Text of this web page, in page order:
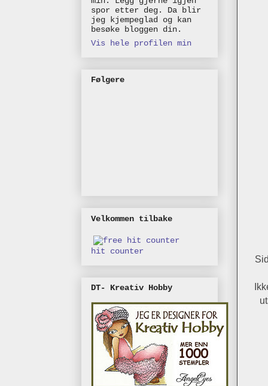
spor etter deg. Da blir
jeg kjempeglad og kan
besøke bloggen din.
Vis hele profilen min
Følgere
Velkommen tilbake
hit counter
DT- Kreativ Hobby